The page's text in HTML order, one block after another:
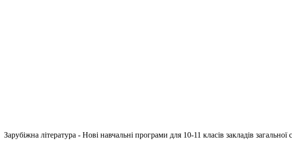
Зарубіжна література - Нові навчальні програми для 10-11 класів закладів